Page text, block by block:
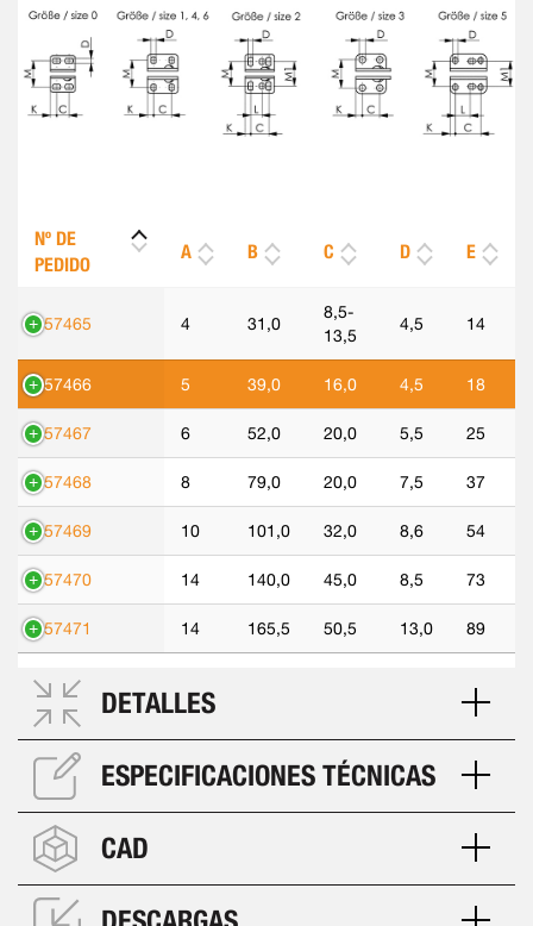
Nº DE
PEDIDO
A B C D E
557465 4 31,0
8,5-
13,5
4,5 14
557466 5 39,0 16,0 4,5 18
557467 6 52,0 20,0 5,5 25
557468 8 79,0 20,0 7,5 37
557469 10 101,0 32,0 8,6 54
557470 14 140,0 45,0 8,5 73
557471 14 165,5 50,5 13,0 89
DETALLES
ESPECIFICACIONES TÉCNICAS
CAD